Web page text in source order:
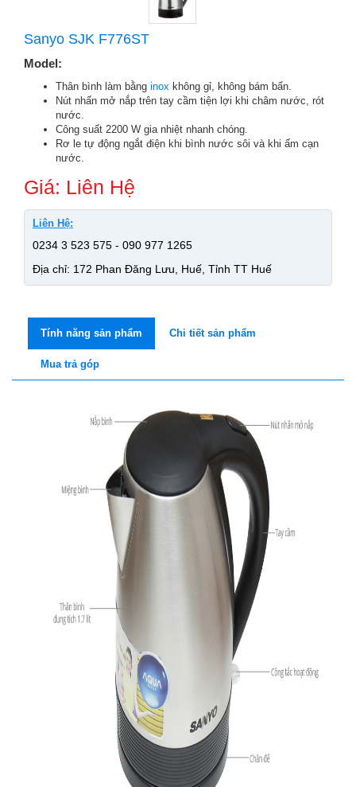
Sanyo SJK F776ST
Model:
Thân bình làm bằng inox không gỉ, không bám bẩn.
Nút nhấn mở nắp trên tay cầm tiện lợi khi châm nước, rót
nước.
Công suất 2200 W gia nhiệt nhanh chóng.
Rơ le tự động ngắt điện khi bình nước sôi và khi ấm cạn
nước.
Giá: Liên Hệ
Liên Hệ:
0234 3 523 575 - 090 977 1265
Địa chỉ: 172 Phan Đăng Lưu, Huế, Tỉnh TT Huế
Tính năng sản phẩm Chi tiết sản phẩm
Mua trả góp